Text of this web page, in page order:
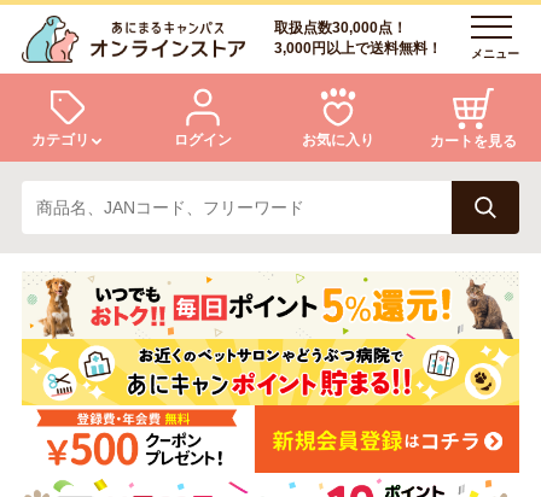
取扱点数30,000点！
3,000円以上で送料無料！
メニュー
カテゴリ
犬 猫
小動物・鳥 アクア・爬虫類・昆虫
ドッグフード キャットフード
ログイン お気に入り カートを見る
ログイン
会員登録
あにまるキャンパスについて
アフターサービス
商品リクエスト